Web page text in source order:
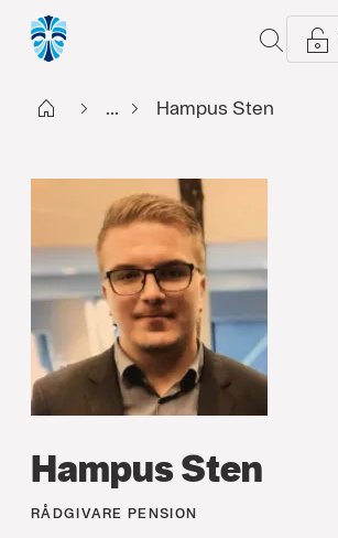
SÖK
Start ... Hampus Sten
Hampus Sten
RÅDGIVARE PENSION